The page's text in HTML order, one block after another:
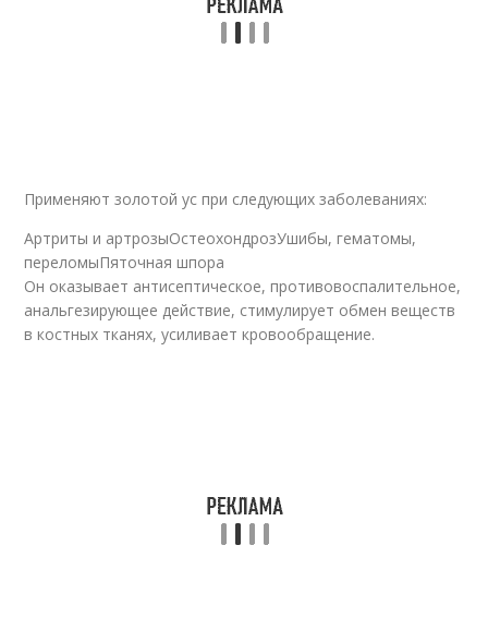
Применяют золотой ус при следующих заболеваниях:
Артриты и артрозыОстеохондрозУшибы, гематомы,
переломыПяточная шпора
Он оказывает антисептическое, противовоспалительное,
анальгезирующее действие, стимулирует обмен веществ
в костных тканях, усиливает кровообращение.